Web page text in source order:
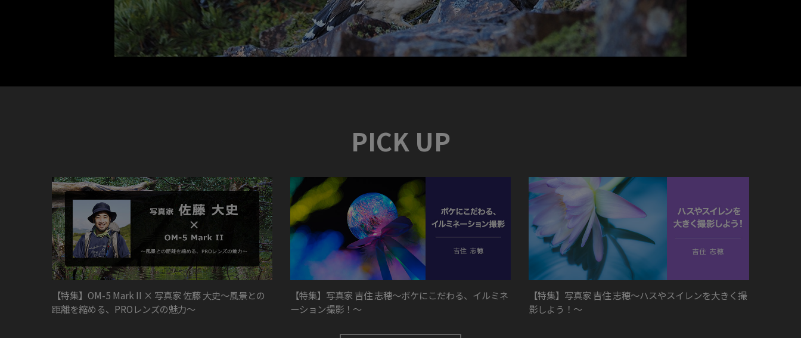
PICK UP
【特集】OM-5 Mark II × 写真家 佐藤 大史～風景との
距離を縮める、PROレンズの魅力～
【特集】写真家 吉住 志穂～ボケにこだわる、イルミネ
ーション撮影！～
【特集】写真家 吉住 志穂～ハスやスイレンを大きく撮
影しよう！～